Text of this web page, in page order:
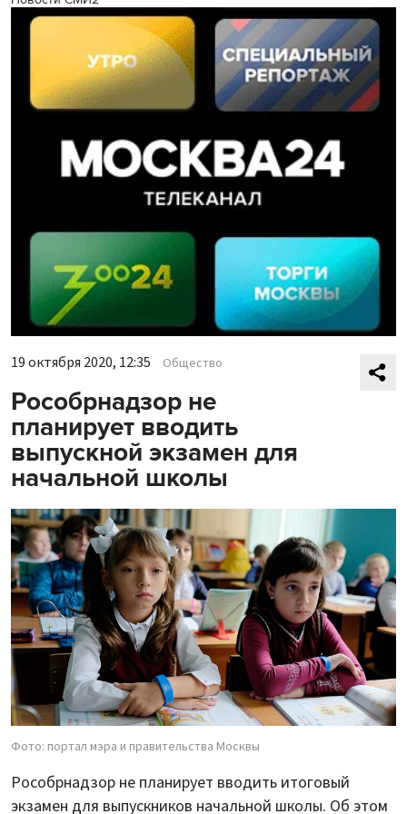
19 октября 2020, 12:35 Общество
Рособрнадзор не
планирует вводить
выпускной экзамен для
начальной школы
Фото: портал мэра и правительства Москвы
Рособрнадзор не планирует вводить итоговый
экзамен для выпускников начальной школы. Об этом